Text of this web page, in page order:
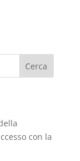
Cerca
con la